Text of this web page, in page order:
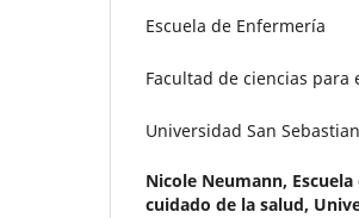
Escuela de Enfermería
Facultad de ciencias para
Universidad San Sebastian
Nicole Neumann,
cuidado de la salud,